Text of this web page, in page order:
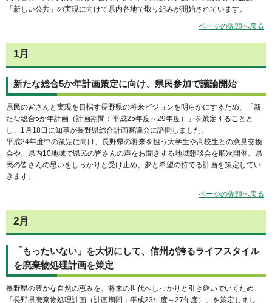
「新しい公共」の実現に向けて県内各地で取り組みが開始されています。
ページの先頭へ戻る
1月
新たな総合5か年計画策定に向け、県民参加で議論開始
県民の皆さんと実現を目指す長野県の将来ビジョンを明らかにするため、「新
たな総合5か年計画（計画期間：平成25年度～29年度）」を策定することと
し、1月18日に知事が長野県総合計画審議会に諮問しました。
平成24年度中の策定に向け、長野県の将来を担う大学生や高校生との意見交換
会や、県内10地域で県民の皆さんの声をお聞きする地域懇談会を順次開催。県
民の皆さんの思いをしっかりと受け止め、夢と希望の持てる計画を策定してい
きます。
ページの先頭へ戻る
2月
「もったいない」を大切にして、信州が誇るライフスタイル
を廃棄物処理計画を策定
長野県の豊かな自然の恵みを、将来の世代へしっかりと引き継いでいくため
「長野県廃棄物処理計画（計画期間：平成23年度～27年度）」を策定しまし